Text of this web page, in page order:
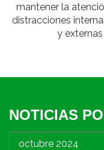
mantener la
distracciones
y
NOTICIAS
octubre 2024